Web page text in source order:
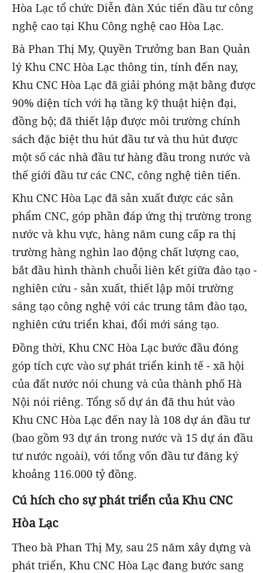
Hòa Lạc tổ chức Diễn đàn Xúc tiến đầu tư công
nghệ cao tại Khu Công nghệ cao Hòa Lạc.
Bà Phan Thị My, Quyền Trưởng ban Ban Quản
lý Khu CNC Hòa Lạc thông tin, tính đến nay,
Khu CNC Hòa Lạc đã giải phóng mặt bằng được
90% diện tích với hạ tầng kỹ thuật hiện đại,
đồng bộ; đã thiết lập được môi trường chính
sách đặc biệt thu hút đầu tư và thu hút được
một số các nhà đầu tư hàng đầu trong nước và
thế giới đầu tư các CNC, công nghệ tiên tiến.
Khu CNC Hòa Lạc đã sản xuất được các sản
phẩm CNC, góp phần đáp ứng thị trường trong
nước và khu vực, hàng năm cung cấp ra thị
trường hàng nghìn lao động chất lượng cao,
bắt đầu hình thành chuỗi liên kết giữa đào tạo -
nghiên cứu - sản xuất, thiết lập môi trường
sáng tạo công nghệ với các trung tâm đào tạo,
nghiên cứu triển khai, đổi mới sáng tạo.
Đồng thời, Khu CNC Hòa Lạc bước đầu đóng
góp tích cực vào sự phát triển kinh tế - xã hội
của đất nước nói chung và của thành phố Hà
Nội nói riêng. Tổng số dự án đã thu hút vào
Khu CNC Hòa Lạc đến nay là 108 dự án đầu tư
(bao gồm 93 dự án trong nước và 15 dự án đầu
tư nước ngoài), với tổng vốn đầu tư đăng ký
khoảng 116.000 tỷ đồng.
Cú hích cho sự phát triển của Khu CNC
Hòa Lạc
Theo bà Phan Thị My, sau 25 năm xây dựng và
phát triển, Khu CNC Hòa Lạc đang bước sang